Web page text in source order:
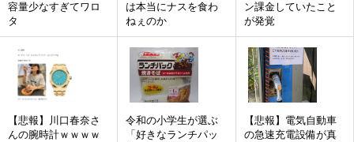
容量少なすぎてワロ
タ
は本当にナスを食わ
ねぇのか
ン課金していたこと
が発覚
【悲報】川口春奈さ
んの腕時計ｗｗｗｗ
令和の小学生が選ぶ
「好きなランチパッ
【悲報】電気自動車
の急速充電設備が真